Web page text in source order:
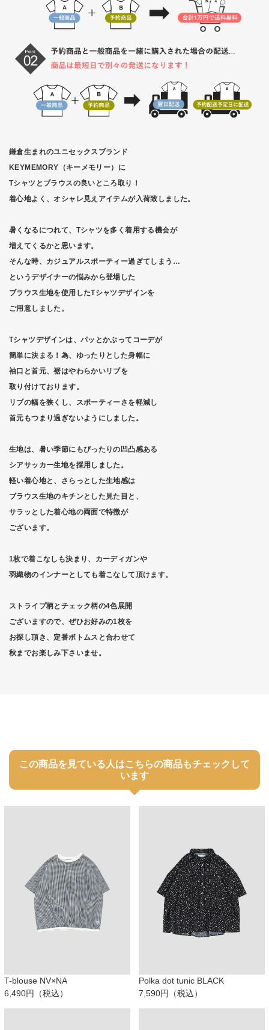
鎌倉生まれのユニセックスブランド
KEYMEMORY（キーメモリー）に
Tシャツとブラウスの良いところ取り！
着心地よく、オシャレ見えアイテムが入荷致しました。
暑くなるにつれて、Tシャツを多く着用する機会が
増えてくるかと思います。
そんな時、カジュアルスポーティー過ぎてしまう…
というデザイナーの悩みから登場した
ブラウス生地を使用したTシャツデザインを
ご用意しました。
Tシャツデザインは、パッとかぶってコーデが
簡単に決まる！為、ゆったりとした身幅に
袖口と首元、裾はやわらかいリブを
取り付けております。
リブの幅を狭くし、スポーティーさを軽減し
首元もつまり過ぎないようにしました。
生地は、暑い季節にもぴったりの凹凸感ある
シアサッカー生地を採用しました。
軽い着心地と、さらっとした生地感は
ブラウス生地のキチンとした見た目と、
サラッとした着心地の両面で特徴が
ございます。
1枚で着こなしも決まり、カーディガンや
羽織物のインナーとしても着こなして頂けます。
ストライプ柄とチェック柄の4色展開
ございますので、ぜひお好みの1枚を
お探し頂き、定番ボトムスと合わせて
秋までお楽しみ下さいませ。
この商品を見ている人はこちらの商品もチェックして
います
T-blouse NV×NA
6,490円（税込）
Polka dot tunic BLACK
7,590円（税込）